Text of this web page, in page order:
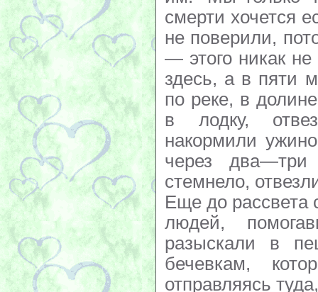
смерти хочется
не поверили,
— этого никак
здесь, а в пяти
по реке, в
в лодку,
накормили
через
стемнело,
Еще до рассвета
людей,
разыскали в
бечевкам,
отправляясь